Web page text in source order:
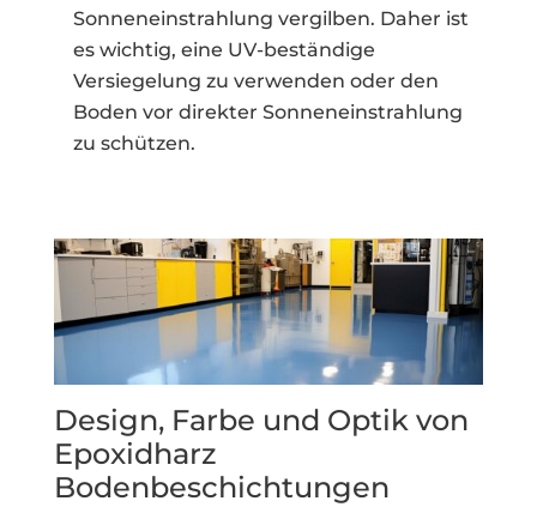
Sonneneinstrahlung vergilben. Daher ist
es wichtig, eine UV-beständige
Versiegelung zu verwenden oder den
Boden vor direkter Sonneneinstrahlung
zu schützen.
Design, Farbe und Optik von
Epoxidharz
Bodenbeschichtungen